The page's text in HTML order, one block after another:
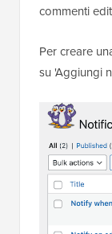
commenti
Per creare
su 'Aggiungi